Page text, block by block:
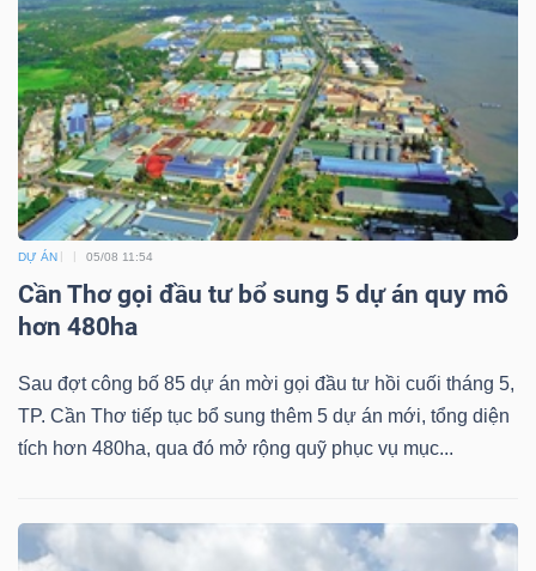
DỰ ÁN 05/08 11:54
Cần Thơ gọi đầu tư bổ sung 5 dự án quy mô
hơn 480ha
Sau đợt công bố 85 dự án mời gọi đầu tư hồi cuối tháng 5,
TP. Cần Thơ tiếp tục bổ sung thêm 5 dự án mới, tổng diện
tích hơn 480ha, qua đó mở rộng quỹ phục vụ mục...